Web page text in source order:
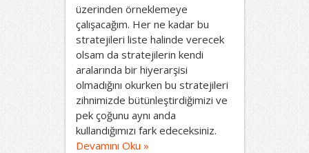
üzerinden örneklemeye
çalışacağım. Her ne kadar bu
stratejileri liste halinde verecek
olsam da stratejilerin kendi
aralarında bir hiyerarşisi
olmadığını okurken bu stratejileri
zihnimizde bütünleştirdiğimizi ve
pek çoğunu aynı anda
kullandığımızı fark edeceksiniz.
Devamını Oku »